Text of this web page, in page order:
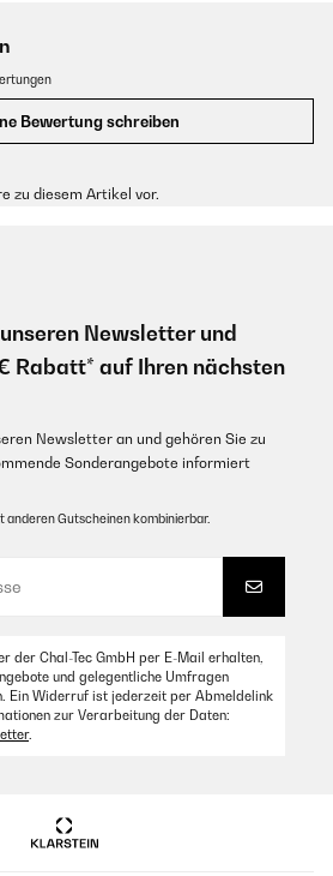
Bewertung schreiben
zu diesem Artikel vor.
Newsletter und
Rabatt* auf Ihren nächsten
Newsletter an und gehören Sie zu
Sonderangebote informiert
anderen Gutscheinen kombinierbar.
der Chal-Tec GmbH per E-Mail erhalten,
und gelegentliche Umfragen
Ein Widerruf ist jederzeit per Abmeldelink
zur Verarbeitung der Daten:
.